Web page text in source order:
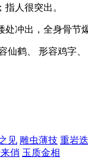
人很突出。
处冲出，全身骨节
仙鹤、 形容鸡字
见 雕虫薄技 重岩
俏 玉质金相